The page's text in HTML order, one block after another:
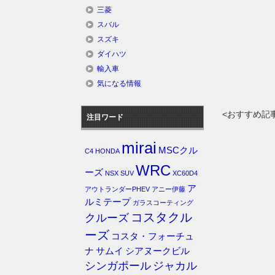
<おすすめ記
三菱
スバル
スズキ
ダイハツ
輸入車
気になる情報
注目ワード
C4 HONDA mirai MSCクル
ーズ NSX SUV WRC XC60D4
アウトランダーPHEV アニー伊藤 ア
ルミテープ ガラスコーティング
クルーズ コスタクル
ーズ コスタ・フォーチュ
ナ サムイ シアヌークビル
シンガポール ジャカル